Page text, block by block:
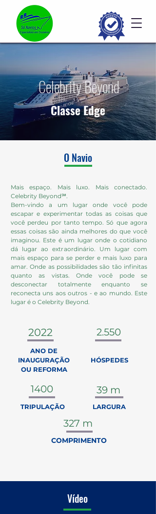
Celebrity Beyond
Classe Edge
O Navio
Mais espaço. Mais luxo. Mais conectado.
Celebrity Beyond℠.
Bem-vindo a um lugar onde você pode
escapar e experimentar todas as coisas que
você perdeu por tanto tempo. Só que agora
essas coisas são ainda melhores do que você
imaginou. Este é um lugar onde o cotidiano
dá lugar ao extraordinário. Um lugar com
mais espaço para se perder e mais luxo para
amar. Onde as possibilidades são tão infinitas
quanto as vistas. Onde você pode se
desconectar totalmente enquanto se
reconecta uns aos outros - e ao mundo. Este
lugar é o Celebrity Beyond.
2022
ANO DE
INAUGURAÇÃO
OU REFORMA
2.550
HÓSPEDES
1400 39 m
TRIPULAÇÃO LARGURA
327 m
COMPRIMENTO
Vídeo